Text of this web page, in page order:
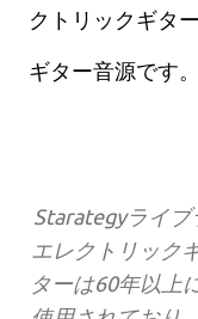
クトリックギタ
ギター音源です。
Starategyライ
エレクトリック
ターは60年以上